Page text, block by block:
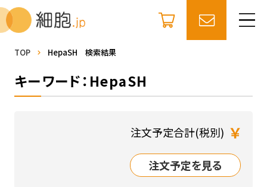
TOP HepaSH 検索結果
キーワード：HepaSH
注文予定合計(税別) ￥
注文予定を見る